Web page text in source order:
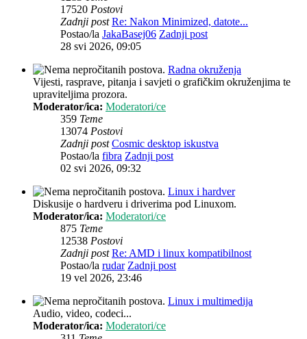
17520 Postovi
Zadnji post Re: Nakon Minimized, datote...
Postao/la JakaBasej06 Zadnji post
28 svi 2026, 09:05
Radna okruženja
Vijesti, rasprave, pitanja i savjeti o grafičkim okruženjima te
upraviteljima prozora.
Moderator/ica: Moderatori/ce
359 Teme
13074 Postovi
Zadnji post Cosmic desktop iskustva
Postao/la fibra Zadnji post
02 svi 2026, 09:32
Linux i hardver
Diskusije o hardveru i driverima pod Linuxom.
Moderator/ica: Moderatori/ce
875 Teme
12538 Postovi
Zadnji post Re: AMD i linux kompatibilnost
Postao/la rudar Zadnji post
19 vel 2026, 23:46
Linux i multimedija
Audio, video, codeci...
Moderator/ica: Moderatori/ce